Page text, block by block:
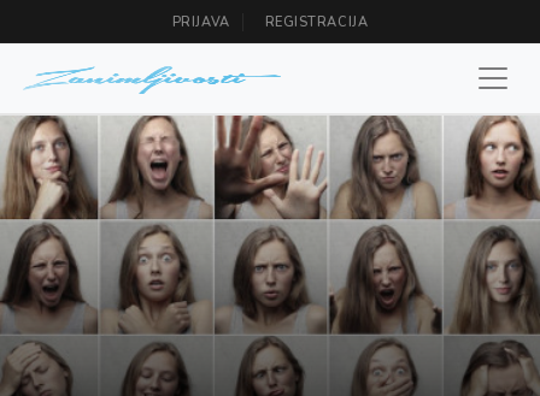
PRIJAVA REGISTRACIJA